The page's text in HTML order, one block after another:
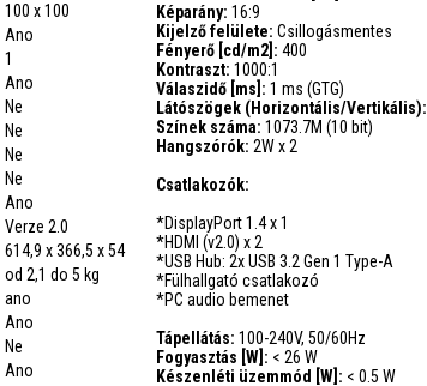
100 x 100
Ano
1
Ano
Ne
Ne
Ne
Ne
Ano
Verze 2.0
614,9 x 366,5 x 54
od 2,1 do 5 kg
ano
Ano
Ne
Ano
Képarány: 16:9
Kijelző felülete: Csillogásmentes
Fényerő [cd/m2]: 400
Kontraszt: 1000:1
Válaszidő [ms]: 1 ms (GTG)
Látószögek (Horizontális/Vertikális):
Színek száma: 1073.7M (10 bit)
Hangszórók: 2W x 2
Csatlakozók:
*DisplayPort 1.4 x 1
*HDMI (v2.0) x 2
*USB Hub: 2x USB 3.2 Gen 1 Type-A
*Fülhallgató csatlakozó
*PC audio bemenet
Tápellátás: 100-240V, 50/60Hz
Fogyasztás [W]: < 26 W
Készenléti üzemmód [W]: < 0.5 W